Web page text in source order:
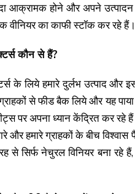
आक्रामक होने और अपने
वीनियर का काफी स्टॉक कर रहे हैं।
कौन से हैं?
के लिये हमारे दुर्लभ उत्पाद
से फीड बैक लिये और यह पाया
पर अपना ध्यान केंद्रित कर
और हमारे ग्राहकों के बीच
से सिर्फ नेचुरल विनियर बना रहे